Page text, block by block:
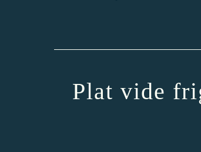
Plat vide